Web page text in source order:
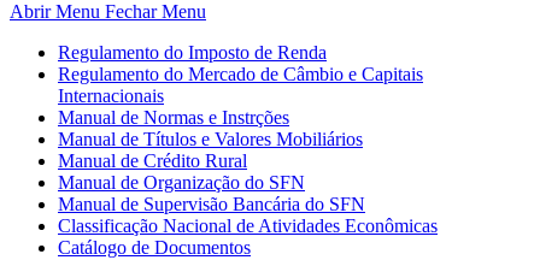
Abrir Menu Fechar Menu
Regulamento do Imposto de Renda
Regulamento do Mercado de Câmbio e Capitais
Internacionais
Manual de Normas e Instrções
Manual de Títulos e Valores Mobiliários
Manual de Crédito Rural
Manual de Organização do SFN
Manual de Supervisão Bancária do SFN
Classificação Nacional de Atividades Econômicas
Catálogo de Documentos